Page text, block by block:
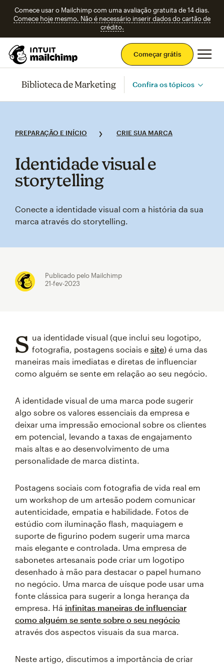
Comece usar o Mailchimp com uma avaliação gratuita de 14 dias.
Comece hoje mesmo. Não é necessário inserir dados do cartão de
crédito.
Começar grátis
Biblioteca de Marketing Confira os tópicos
PREPARAÇÃO E INÍCIO CRIE SUA MARCA
Identidade visual e
storytelling
Conecte a identidade visual com a história da sua
marca através do storytelling.
Publicado pelo Mailchimp
21-fev-2023
S ua identidade visual (que inclui seu logotipo,
fotografia, postagens sociais e site) é uma das
maneiras mais imediatas e diretas de influenciar
como alguém se sente em relação ao seu negócio.
A identidade visual de uma marca pode sugerir
algo sobre os valores essenciais da empresa e
deixar uma impressão emocional sobre os clientes
em potencial, levando a taxas de engajamento
mais altas e ao desenvolvimento de uma
personalidade de marca distinta.
Postagens sociais com fotografia de vida real em
um workshop de um artesão podem comunicar
autenticidade, empatia e habilidade. Fotos de
estúdio com iluminação flash, maquiagem e
suporte de figurino podem sugerir uma marca
mais elegante e controlada. Uma empresa de
sabonetes artesanais pode criar um logotipo
desenhado à mão para destacar o papel humano
no negócio. Uma marca de uísque pode usar uma
fonte clássica para sugerir a longa herança da
empresa. Há infinitas maneiras de influenciar
como alguém se sente sobre o seu negócio
através dos aspectos visuais da sua marca.
Neste artigo, discutimos a importância de criar